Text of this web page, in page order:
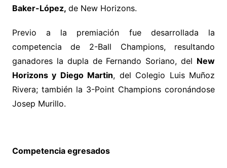
Baker-López, de New Horizons.
Previo a la premiación fue desarrollada la
competencia de 2-Ball Champions, resultando
ganadores la dupla de Fernando Soriano, del New
Horizons y Diego Martin, del Colegio Luis Muñoz
Rivera; también la 3-Point Champions coronándose
Josep Murillo.
Competencia egresados